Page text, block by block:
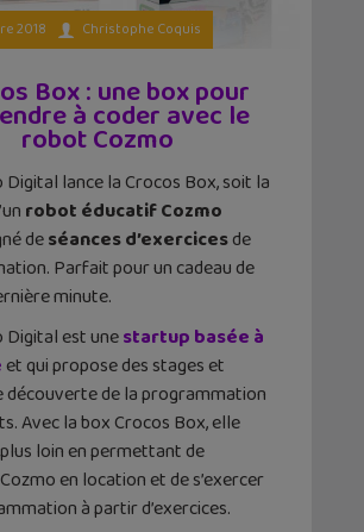
2018 Christophe Coquis
Box : une box pour
à coder avec le
robot Cozmo
Digital lance la Crocos Box, soit la
robot éducatif Cozmo
deséances d’exercicesde
Parfait pour un cadeau de
minute.
Digital est unestartup basée à
et qui propose des stages et
découverte de la programmation
Avec la box Crocos Box, elle
loin en permettant de
en location et de s’exercer
à partir d’exercices.